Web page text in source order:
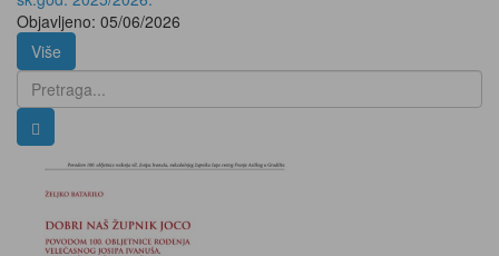
Objavljeno: 05/06/2026
Više